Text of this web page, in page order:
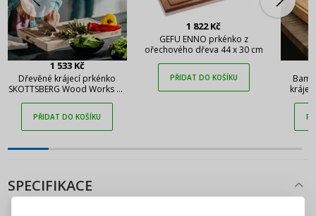
1 533 Kč
Dřevěné krájecí prkénko
SKOTTSBERG Wood Works 40
PŘIDAT DO KOŠÍKU
1 822 Kč
GEFU ENNO prkénko z
ořechového dřeva 44 x 30 cm
PŘIDAT DO KOŠÍKU
SPECIFIKACEPŘIHLÁŠENÍ